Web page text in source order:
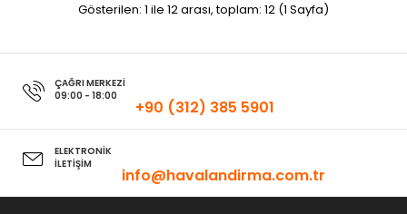
Gösterilen: 1 ile 12 arası, toplam: 12 (1 Sayfa)
ÇAĞRI MERKEZİ
09:00 - 18:00
+90 (312) 385 5901
ELEKTRONİK
İLETİŞİM
info@havalandirma.com.tr